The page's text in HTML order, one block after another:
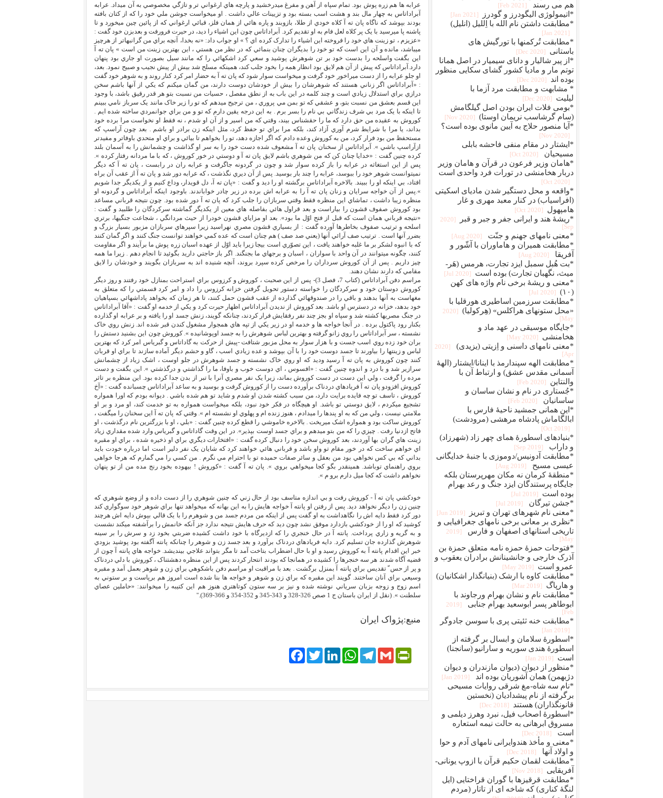
عرابه ها هم زره پوش بود. تمام سپاه از آهن و مفرغ ميدرخشيد و پارچه هاي ارغواني تر و تازگي مخصوصي به آن ميداد. عرابه
آبراداتاس به چهار مال بند و هشت اسب بسته بود و تزيينات عالي داشت . او ميخواست جوشن ملي خود را که از کتان بافته
بودند بپوشد که ناگاه پان ته آ کلاه خودي از طلا، بازوبند و پاره هائي از همان فلز، قبائي ارغواني که از پائين چين ميخورد و تا
پاشنه پا ميرسيد با يک پر کلاه لعل فام به او تقديم کرد. آبراداتاس چون اين اشياء را ديد، در حيرت فرورفت و بعدبزن خود گفت :
«عزيزم ، تو زينت هاي خود را فروخته اين اشياء را تدارک کرده اي ؟ » او جواب داد: «نه بخدا، آنچه براي من گرانبهاتر از هرچيز
ميباشد، مانده و آن اين است که تو خود را بديگران چنان بنمائي که در نظر من هستي ، اين بهترين زينت من است » پان ته آ
اين بگفت واسلحه را بدست خود بر تن شوهرش پوشيد و سعي کرد اشکهائي را که مانند سيل بصورت او جاري بود پنهان
دارد.آبراداتاس که پيش از آن هم لايق بود انظار همه را بخود جلب کند، همينکه مسلح شد بيش از پيش نجيب و صبيح نمود. بعد،
او جلو عرابه را از دست ميراخور خود گرفت و ميخواست سوار شود که پان ته آ به حضار امر کرد کنار روند و به شوهر خود گفت
: «آبراداتاس اگر زناني هستند که شوهرشان را بيش از خودشان دوست دارند، من گمان ميکنم که يکي از آنها باشم سخن
درازي براي استدلال زيادي است و چند کلمه در اين باب به از نطق مفصل ، حسيات من نسبت بتو هر قدر رقيق باشد، با وجود
اين قسم بعشق من نسبت بتو، و عشقي که تو بمن مي پروري ، من ترجيح ميدهم که تو را زير خاک مانند يک سرباز نامي ببينم
تا اينکه با يک مرد بي شرف زندگاني بي نام را بسر برم . به اين درجه يقين دارم که تو و من براي جوانمردي ساخته شده ايم .
کوروش به عقيده من حق دارد که ما را حقشناس بيند، وقتي که من اسير و از آن او شدم ، نه فقط او نخواست مرا برده خود
بداند، يا مرا با شرايط شرم آوري آزاد کند، بلکه مرا براي تو حفظ کرد، مثل اينکه زن برادر او باشم . بعد چون آراسپ که
مستحفظ من بود فرار کرد، من به کوروش وعده دادم که اگر اجازه دهد، تو را بخواهم تا بيائي و براي او متحدي باوفاتر و مفيدتر
ازآراسپ باشي ». آبراداتاس از سخنان پان ته آ مشعوف شده دست خود را به سر او گذاشت و چشمانش را به آسمان بلند
کرده چنين گفت : «خدايا چنان کن که من شوهري باشم لايق پان ته آ و دوستي در خور کوروش ، که با ما مردانه رفتار کرده ».
پس از اين استغاثه در عرابه را باز کرده سوار شد و چون در گردونه جاگرفت و عرابه ران در رابست ، پان ته آ که ديگر
نميتوانست شوهر خود را ببوسد، عرابه را چند بار بوسيد. پس از آن ديري نگذشت ، که عرابه دور شد و پان ته آ از عقب آن براه
افتاد، بي اينکه او را ببيند. بالاخره آبراداتاس برگشته او را ديد و گفت : «پان ته آ، دل قويدار، وداع کنيم و از يکديگر جدا شويم
».پس از آن خواجه سرايان و زنان پان ته آ را به عرابه اش برده در زير چادر خواباندند. باوجود اينکه آبراداتاس و گردونه او
منظره زيبا داشت ، تماشاي اين منظره فقط وقتي سربازان را جلب کرد که پان ته آ دور شده بود. چون نتيجه قرباني مساعد
بود کوروش صفوف قشون را بياراست و بعد قراول هائي بفاصله هاي معين از يکديگر گماشته سرکردگان را طلبيد و گفت :
«نتيجه قرباني همان است که قبل از فتح اوّل ما بود». بعد او مزاياي قشون خودرا از حيث مردانگي ، شجاعت جنگيها، برتري
اسلحه و ترتيب صفوف بخاطرها آورده گفت : از بسياري قشون مصري نهراسيد زيرا سپرهاي سربازان مزبور بسيار بزرگ و
بضرر آنها است . ترتيب صف آرائي آنها (يعني صد صف ) هم چنان است که عده کمي خواهند توانست جنگ کنند و اگر گمان کنند
که با انبوه لشکر بر ما غلبه خواهند يافت ، اين تصوّري است بيجا زيرا بايد اوّل از عهده اسبان زره پوش ما برآيند و اگر مقاومت
کنند، چگونه ميتوانند در آن واحد با سواران ، اسبان و برجهاي ما بجنگند. اگر باز حاجتي داريد بگوئيد تا انجام دهم . زيرا ما همه
چيز داريم . پس از آن کوروش سرداران را مرخص کرده سپرد بروند، آنچه شنيده اند به سربازان بگويند و خودشان را لايق
مقامي که دارند نشان دهند.
مراسم دفن آبراداتاس (کتاب 7، فصل 3)- پس از اين صحبت ، کوروش و کرزوس براي استراحت بمنازل خود رفتند و روز ديگر
کوروش دوستان خود و سرکردگان را خواسته دستور تحويل گرفتن خزانه کرزوس را داد و امر کرد قسمتي را که متعلق به
مغهاست به آنها بدهند و باقي را در صندوقهائي گذارده از عقب قشون حمل کنند، تا هر زمان که بخواهد پاداشهائي بسپاهيان
خود بدهد، خزانه در دسترس او باشد. بعد کوروش از نديدن آبراداتاس اظهار حيرت کرد و يکي از خدمه او گفت : «آقا آبراداتاس
در جنگ مصريها کشته شد و سپاه او بجز چند نفر رفقايش فرار کردند، چنانکه گويند، زنش جسد او را يافته و بر عرابه او گذارده
بکنار رود پاکتول برده . در آنجا خواجه ها و خدمه او در زير يکي از تپه هاي همجوار مشغول کندن قبر شده اند. زنش روي خاک
نشسته ، سر آبراداتاس را روي زانو گرفته و بهترين لباس شوهرش را به جسد اوپوشانيده ». کوروش چون اين بشنيد دستش را
بران خود زده روي اسب جست و با هزار سوار به محل مزبور شتافت -پيش از حرکت به گاداتاس و گبرياس امر کرد که بهترين
لباس و زينتها را بياورند تا جسد دوست خود را با آن بپوشد و عده زيادي اسب ، گاو و حشم ديگر آماده سازند تا براي او قربان
کنند چون کوروش به پان ته آ رسيد وديد که او روي خاک نشسته و جسد شوهرش در جلو اوست ، اشک زياد از چشمانش
سرازير شد و با درد و اندوه چنين گفت : «افسوس ، اي دوست خوب و باوفا، ما را گذاشتي و درگذشتي ». اين بگفت و دست
مرده را گرفت ، ولي اين دست در دست کوروش بماند، زيرا يک نفر مصري آنرا با تبر از بدن جدا کرده بود. اين منظره بر تاثر
کوروش افزودو پان ته آ فريادهاي دردناک برآورده دست را از کوروش گرفت و بوسيد و به ساعد آبراداتاس چسبانده گفت : «آخ
کوروش ، تاسف تو چه فايده برايت دارد، من سبب کشته شدن او شدم و شايد تو هم شده باشي . ديوانه بودم که اورا همواره
تشجيع ميکردم ، لايق دوستي تو باشد. او هيچگاه در فکر خود نبود، بلکه ميخواست همواره به تو خدمت کند، او مرد و بر او
ملامتي نيست ، ولي من که به او پندها را ميدادم ، هنوز زنده ام و پهلوي او نشسته ام ». وقتي که پان ته آ اين سخنان را ميگفت ،
کوروش ساکت بود و همواره اشک ميريخت . بالاخره خاموشي را قطع کرده چنين گفت : «بلي ، او با بزرگترين نام درگذشت ، او
فاتح ازدنيا رفت . چيزي را که من بتو ميدهم و براي جسد اوست بپذير». در اين وقت گاداتاس و گبرياس وارد شده مقداري زياد
زينت هاي گران بها آوردند، بعد کوروش سخن خود را دنبال کرده گفت : «افتخارات ديگري براي او ذخيره شده ، براي او مقبره
اي خواهم ساخت که در خور مقام تو واو باشد و قرباني هائي خواهند کرد که شايان يک نفر دلير است اما درباره خودت بايد
بداني که بي کس نخواهي بود من بعقل و سائر صفات حميده تو با احترام مي نگرم . من کسي را مي گمارم که هرجا خواهي
بروي راهنماي توباشد. همينقدر بگو کجا ميخواهي بروي ». پان ته آ گفت : «کوروش ! بيهوده بخود رنج مده من از تو پنهان
نخواهم داشت که کجا ميل دارم برو م ».
خودکشي پان ته آ - کوروش رفت و بي اندازه متاسف بود از حال زني که چنين شوهري را از دست داده و از وضع شوهري که
چنين زن را ديگر نخواهد ديد. پس از رفتن او پانته آ خواجه هايش را به اين بهانه که ميخواهد تنها براي شوهر خود سوگواري کند
دور کرد فقط دايه اش را نگاهداشت به او گفت پس از اينکه من مردم جسد من و شوهرم را با يک قالي بپوش دايه اش هرچند
کوشيد که او را از خودکشي بازدارد موفق نشد چون ديد که حرف هايش نتيجه ندارد جز آنکه خانمش را برآشفته ميکند نشست
و به گريه و زاري پرداخت. پانته آ در حال خنجري را که ازديرگاه با خود داشت کشيده ضربتي بخود زد و سرش را بر سينه
شوهرش گذارده جان تسليم کرد. دايه فريادهاي دردناک برآورد و بعد جسد زن و شوهر را چنانکه پانته آگفته بود پوشيد بزودي
خبر اين اقدام پانته آ به کوروش رسيد و او با حال اضطراب بتاخت آمد تا مگر بتواند علاجي بينديشد. خواجه هاي پانته آ چون از
قضيه آگاه شدند هر سه خنجرها را کشيده در همانجا که بودند انتحار کردند پس از اين منظره دهشتناک ، کوروش با دلي دردناک
و پر از حس ّ تقديس براي پانته آ بمنزل برگشت . بعد با مراقبت او مراسم دفن باشکوهي براي زن و شوهر بعمل آمد و مقبره
وسيعي براي آنان ساختند. گويند اين مقبره که براي زن و شوهر و خواجه ها بنا شده است امروز هم برپاست و بر ستوني به
اسم زوج و زوجه بزبان سرياني نوشته شده و نيز بر سه ستون کوتاهتري هنوز هم اين کتيبه را ميخوانند: «حاملين عصاي
سلطنت ». (نقل از ايران باستان ج 1 صص 326-328 و 343-345 و 352-354 و 366-369)."
منبع:پژواک ایران
FacebookTwitterLinkedIn
WhatsAppTelegramGmail
PrintFriendly
هم می رسند
[2021 Feb]
*اتیمولوژی الیگودرز و گودرز [2021 Jan]
*مطابقت داشتن نام الله با اِللیل (انلیل)
[2021 Jan]
*مطابقت تُرکمنها با تورگیش های
باستانی
[2020 Dec]
*از پیر شالیار و دانای سیمیار در اصل همانا
توتم مار و مادیا کشور گشای سکایی منظور
بوده اند
[2020 Dec]
* مشابهت و مطابقت مرد آزما با
لیلیت
[2020 Dec]
*بومی فلات ایران بودن اصل گیلگامش
(سام گرشاسب نریمان اوستا)
[2020 Nov]
*آیا منصور حلاج به آیین مانوی بوده است؟
[2020 Nov]
*ایشتار در مقام منفی فاحشه بابلی
مسیحیان
[2020 Oct]
*هامان وزیر فرعون در قرآن و هامان وزیر
دربار هخامنشی در تورات فرد واحدی است
[2020 Oct]
*واقعه و محل دستگیر شدن مادیای اسکیتی
(افراسیاب) در کنار معبد مهری و غار
هامپهول
[2020 Oct]
*ریشۀ هند و ایرانی جفر و جبر و قبر
[2020
Sep]
*معنی نامهای جهنم و جنّت [2020 Aug]
*مطابقت همیران و هاماوران با آشّور و
آفریقا
[2020 Aug]
*بت هُبل سمبل ایزد تجارت، هرمس (هَر-
میث، نگهبان تجارت) بوده است
[2020 Jul]
*معنی و ریشۀ برخی نام واژه های کهن
(١٠)
[2020 Jul]
*مطابقت سرزمین اساطیری هورقلیا با
«محل ستونهای هراکلس» (هِرکولیا)
[2020
May]
*جایگاه موسیقی در عهد ماد و
هخامنشی
[2020 May]
*معنی نامهای داسنی و اِزیتی (یزیدی)
[2020
Apr]
*مطابقت الهه سپندارمذ با اینانا/ایشتار (الههٔ
آسمانی مقدس عشق) و ارتباط آن با
والنتاین
[2020 Feb]
*جُستاری در نام و نشان ساسان و
ساسانیان
[2020 Feb]
*این همانی جمشید ناحیۀ فارس با
ابالگاماش پادشاه مرهشی (مرودشت)
[2019 Oct]
*بنیادهای اسطورۀ همای چهر زاد (شهرزاد)
و داراب
[2019 Sep]
*مطابقت آدونیس/دوموزی با جنبۀ خدایگانی
عیسی مسیح
[2019 Aug]
*منطقۀ کرمان نه مکان مهرپرستان بلکه
جایگاه پرستندگان ایزد جنگ و رعد بهرام
بوده است
[2019 Jul]
*جشن تیرگان [2019 Jul]
*معنی نام شهرهای تهران و تبریز [2019 Jun]
*نظری بر معانی برخی نامهای جغرافیایی و
تاریخی استانهای اصفهان و فارس
[2019
May]
*فتوحات حمزۀ حمزه نامه متعلق حمزة بن
آذرک خارجی و جانشینانش برادران یعقوب و
عمرو است
[2019 May]
*مطابقت کاوه با ارشک (بنیانگذار اشکانیان)
و هارپاگ
[2019 Mar]
*مطابقت نام و نشان بهرام ورجاوند با
ابوطاهر پسر ابوسعید بهرام جنابی ‏
[2019
Feb]
*مطابقت خنه ثئیتی پری با سوسن جادوگر
[2019 Jan]
*اسطورۀ سلامان و ابسال بر گرفته از
اسطورۀ هندی سوریه و سارانیو (سانجنا)
است
[2019 Jan]
*منظور از دیوان (دیوان مازندران و دیوان
دژبهمن) همان آشوریان بوده اند
[2019 Jan]
*نام سه شاه-مغ شرقی روایات مسیحی
برگرفته از نام پیشدادیان (نخستین
قانونگذاران) هستند
[2018 Dec]
*اسطورۀ اصحاب فیل، نبرد وهرز دیلمی و
مسروق ابرهانی به حالت نیمه استعاره
است
[2018 Dec]
*معنی و مأخذ هندوایرانی نامهای آدم و حوا
و اولاد آنها
[2018 Dec]
*مطابقت لقمان حکیم قرآن با ازوپ یونانی-
آفریقایی
[2018 Nov]
*مطابقت قرقیزها با گوران قراختایی (ایل
لنگۀ کناری) که شاخه ای از تاتار (مردم